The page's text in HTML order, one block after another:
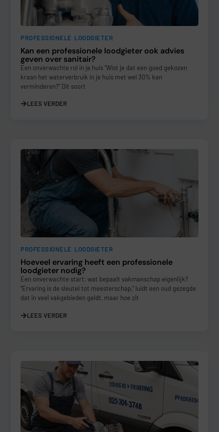
PROFESSIONELE LOODGIETER
Kan een professionele loodgieter ook advies
geven over sanitair?
Een onverwachte rol in je huis “Wist je dat een goed gekozen
kraan het waterverbruik in je huis met wel 30% kan
verminderen?” Dit soort
LEES VERDER
PROFESSIONELE LOODGIETER
Hoeveel ervaring heeft een professionele
loodgieter nodig?
Een onverwachte start: wat bepaalt vakmanschap eigenlijk?
“Ervaring is de sleutel tot meesterschap,” luidt een oud gezegde
dat in veel vakgebieden geldt, maar hoe zit
LEES VERDER